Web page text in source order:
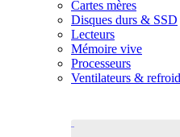
Cartes mères
Disques durs & SSD
Lecteurs
Mémoire vive
Processeurs
Ventilateurs &